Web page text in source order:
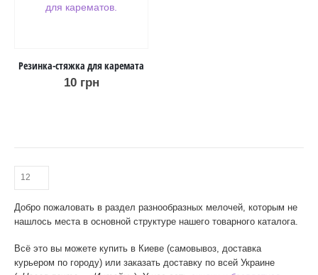
Резинка-стяжка для каремата
10 грн
Добро пожаловать в раздел разнообразных мелочей, которым не
нашлось места в основной структуре нашего товарного каталога.
Всё это вы можете купить в Киеве (самовывоз, доставка
курьером по городу) или заказать доставку по всей Украине